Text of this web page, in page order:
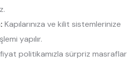
Kapılarınıza ve kilit sistemlerinize
yapılır.
politikamızla sürpriz masraflar